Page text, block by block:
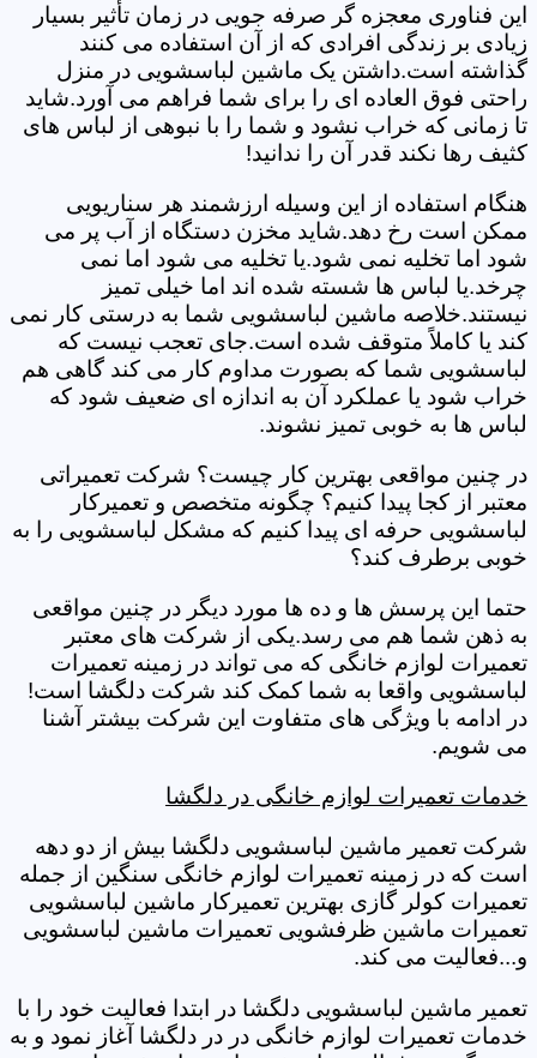
این فناوری معجزه گر صرفه جویی در زمان تأثیر بسیار
زیادی بر زندگی افرادی که از آن استفاده می کنند
گذاشته است.داشتن یک ماشین لباسشویی در منزل
راحتی فوق العاده ای را برای شما فراهم می آورد.شاید
تا زمانی که خراب نشود و شما را با نبوهی از لباس های
کثیف رها نکند قدر آن را ندانید!
هنگام استفاده از این وسیله ارزشمند هر سناریویی
ممکن است رخ دهد.شاید مخزن دستگاه از آب پر می
شود اما تخلیه نمی شود.یا تخلیه می شود اما نمی
چرخد.یا لباس ها شسته شده اند اما خیلی تمیز
نیستند.خلاصه ماشین لباسشویی شما به درستی کار نمی
کند یا کاملاً متوقف شده است.جای تعجب نیست که
لباسشویی شما که بصورت مداوم کار می کند گاهی هم
خراب شود یا عملکرد آن به اندازه ای ضعیف شود که
لباس ها به خوبی تمیز نشوند.
در چنین مواقعی بهترین کار چیست؟ شرکت تعمیراتی
معتبر از کجا پیدا کنیم؟ چگونه متخصص و تعمیرکار
لباسشویی حرفه ای پیدا کنیم که مشکل لباسشویی را به
خوبی برطرف کند؟
حتما این پرسش ها و ده ها مورد دیگر در چنین مواقعی
به ذهن شما هم می رسد.یکی از شرکت های معتبر
تعمیرات لوازم خانگی که می تواند در زمینه تعمیرات
لباسشویی واقعا به شما کمک کند شرکت دلگشا است!
در ادامه با ویژگی های متفاوت این شرکت بیشتر آشنا
می شویم.
خدمات تعمیرات لوازم خانگی در دلگشا
شرکت تعمیر ماشین لباسشویی دلگشا بیش از دو دهه
است که در زمینه تعمیرات لوازم خانگی سنگین از جمله
تعمیرات کولر گازی بهترین تعمیرکار ماشین لباسشویی
تعمیرات ماشین ظرفشویی تعمیرات ماشین لباسشویی
و...فعالیت می کند.
تعمیر ماشین لباسشویی دلگشا در ابتدا فعالیت خود را با
خدمات تعمیرات لوازم خانگی در در دلگشا آغاز نمود و به